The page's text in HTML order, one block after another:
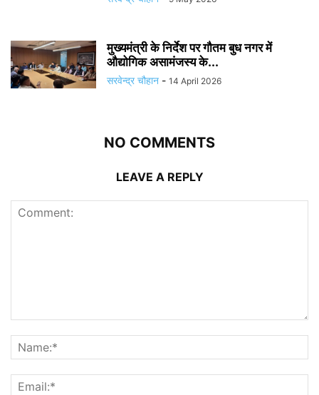
मुख्यमंत्री के निर्देश पर गौतम बुध नगर में
औद्योगिक असामंजस्य के...
सरवेन्द्र चौहान - 14 April 2026
NO COMMENTS
LEAVE A REPLY